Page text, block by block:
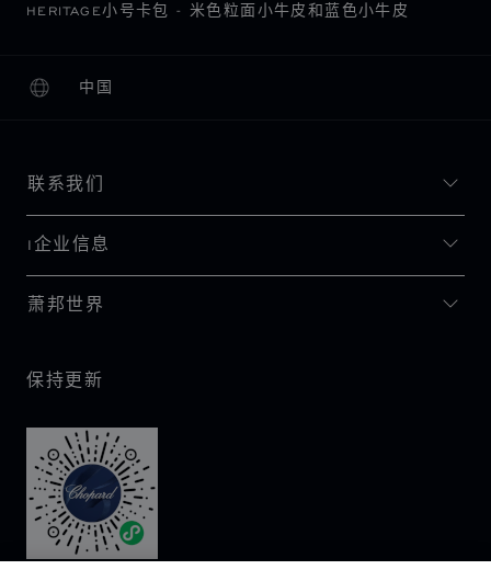
HERITAGE小号卡包 - 米色粒面小牛皮和蓝色小牛皮
中国
本地化（更改国家/地区）
更改国家/地区
联系我们
I企业信息
萧邦世界
保持更新